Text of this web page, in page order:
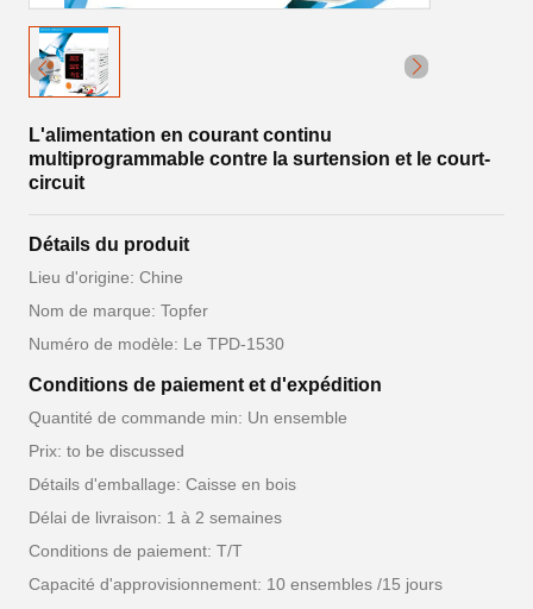
L'alimentation en courant continu
multiprogrammable contre la surtension et le court-
circuit
Détails du produit
Lieu d'origine: Chine
Nom de marque: Topfer
Numéro de modèle: Le TPD-1530
Conditions de paiement et d'expédition
Quantité de commande min: Un ensemble
Prix: to be discussed
Détails d'emballage: Caisse en bois
Délai de livraison: 1 à 2 semaines
Conditions de paiement: T/T
Capacité d'approvisionnement: 10 ensembles /15 jours